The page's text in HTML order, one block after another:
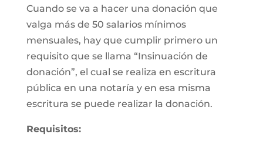
Cuando se va a hacer una donación que
valga más de 50 salarios mínimos
mensuales, hay que cumplir primero un
requisito que se llama “Insinuación de
donación”, el cual se realiza en escritura
pública en una notaría y en esa misma
escritura se puede realizar la donación.
Requisitos: